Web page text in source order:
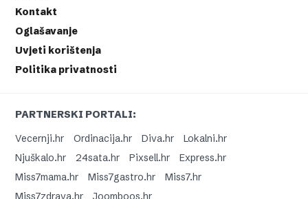
Kontakt
Oglašavanje
Uvjeti korištenja
Politika privatnosti
PARTNERSKI PORTALI:
Vecernji.hr
Ordinacija.hr Diva.hr
Lokalni.hr
Njuškalo.hr
24sata.hr Pixsell.hr
Express.hr
Miss7mama.hr
Miss7gastro.hr
Miss7.hr
Miss7zdrava.hr
Joomboos.hr